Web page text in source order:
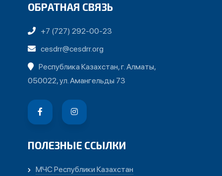
ОБРАТНАЯ СВЯЗЬ
+7 (727) 292-00-23
cesdrr@cesdrr.org
Республика Казахстан, г. Алматы,
050022, ул. Амангельды 73
ПОЛЕЗНЫЕ ССЫЛКИ
МЧС Республики Казахстан